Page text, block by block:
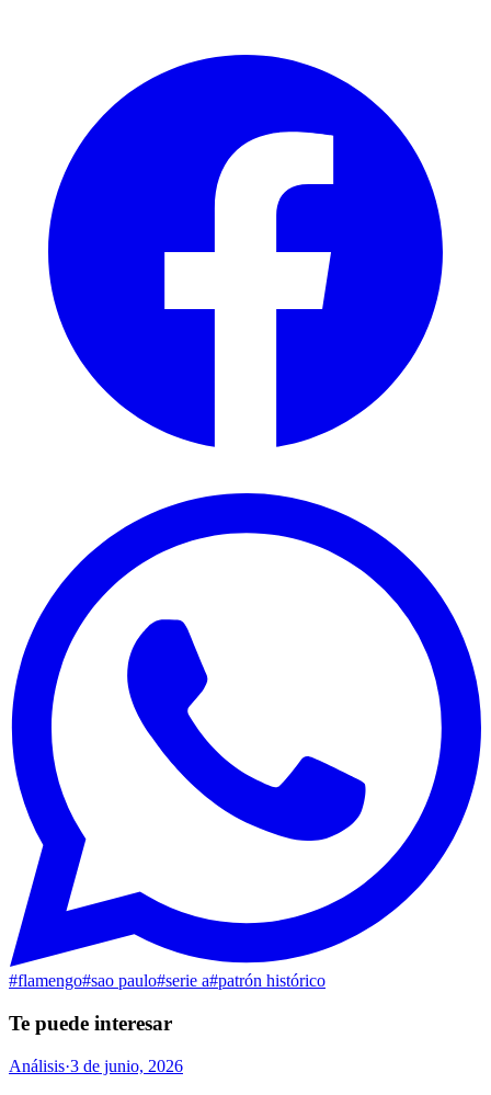
#flamengo#sao paulo#serie a#patrón histórico
Te puede interesar
Análisis·3 de junio, 2026